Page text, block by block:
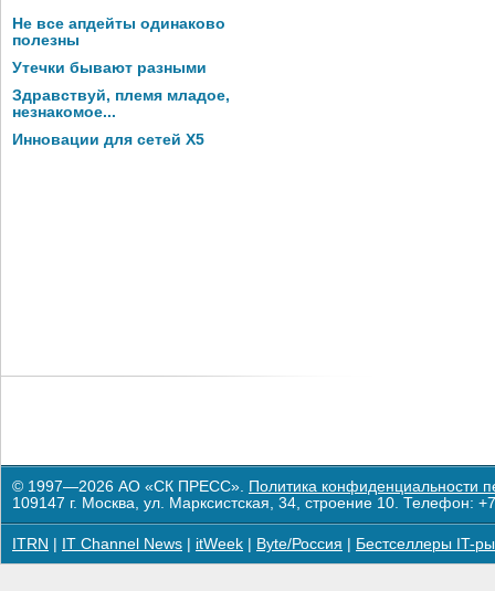
Не все апдейты одинаково
полезны
Утечки бывают разными
Здравствуй, племя младое,
незнакомое...
Инновации для сетей X5
© 1997—2026 АО «СК ПРЕСС». Политика конфиденциальности
109147 г. Москва, ул. Марксистская, 34, строение 10. Телефон:
ITRN IT Channel News itWeek Byte/Россия Бестселлеры IT-